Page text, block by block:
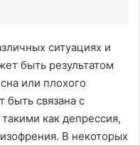
ситуациях и
быть результатом
или плохого
быть связана с
как депрессия,
В некоторых